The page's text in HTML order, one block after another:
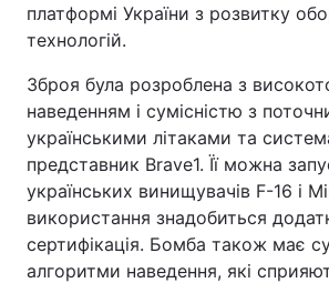
платформі України з розвитку
технологій.
Зброя була розроблена з
наведенням і сумісністю з
українськими літаками та
представник Brave1. Її можна
українських винищувачів F-16 і
використання знадобиться
сертифікація. Бомба також має
алгоритми наведення, які